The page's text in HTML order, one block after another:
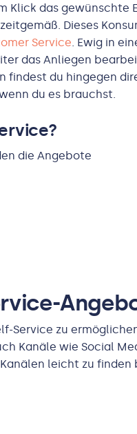
Klick das gewünschte
Dieses
Service. Ewig in
das Anliegen
findest du hingegen
du es brauchst.
die Angebote
Service zu
Kanäle wie Social
leicht zu finden